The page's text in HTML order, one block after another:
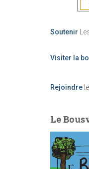
Soutenir
Visiter la
Rejoindre
Le